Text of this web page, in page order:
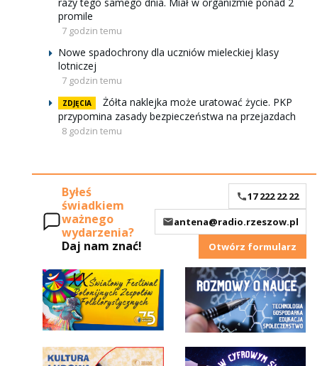
promile
7 godzin temu
Nowe spadochrony dla uczniów mieleckiej klasy
lotniczej
7 godzin temu
ZDJĘCIA
Żółta naklejka może uratować życie. PKP
przypomina zasady bezpieczeństwa na przejazdach
8 godzin temu
Byłeś
świadkiem
ważnego
wydarzenia?
Daj nam znać!
17 222 22 22
antena@radio.rzeszow.pl
Otwórz formularz